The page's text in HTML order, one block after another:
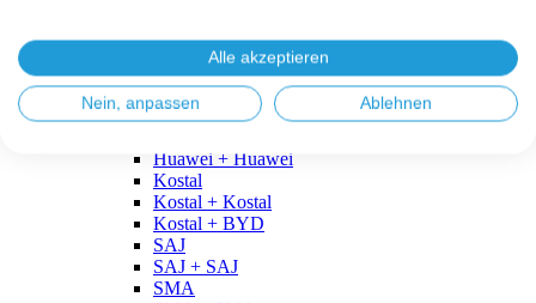
Fronius + BYD
GoodWe
GoodWe + GoodWe
GoodWe + BYD
Huawei + Huawei
Kostal
Kostal + Kostal
Kostal + BYD
SAJ
SAJ + SAJ
SMA
Alle akzeptieren
Nein, anpassen Ablehnen